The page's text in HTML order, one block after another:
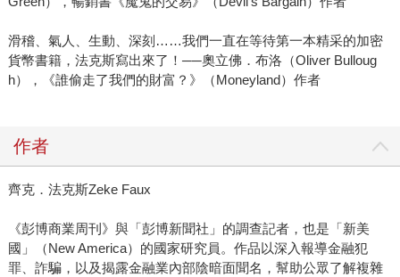
滑稽、氣人、生動、深刻……我們一直在等待第一本精采的加密
貨幣書籍，法克斯寫出來了！──奧立佛．布洛（Oliver Bulloug
h），《誰偷走了我們的財富？》（Moneyland）作者
作者
齊克．法克斯Zeke Faux
《彭博商業周刊》與「彭博新聞社」的調查記者，也是「新美
國」（New America）的國家研究員。作品以深入報導金融犯
罪、詐騙，以及揭露金融業內部陰暗面聞名，幫助公眾了解複雜